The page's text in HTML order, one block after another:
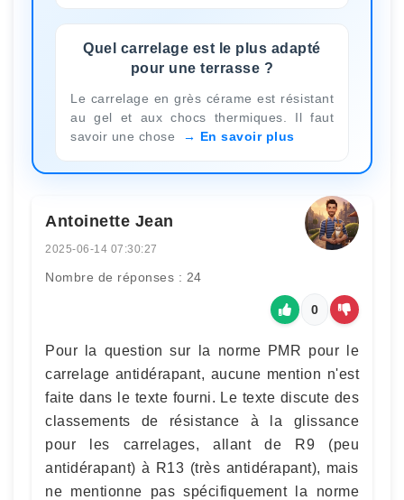
Quel carrelage est le plus adapté
pour une terrasse ?
Le carrelage en grès cérame est résistant
au gel et aux chocs thermiques. Il faut
savoir une chose
En savoir plus
Antoinette Jean
2025-06-14 07:30:27
Nombre de réponses : 24
0
Pour la question sur la norme PMR pour le
carrelage antidérapant, aucune mention n'est
faite dans le texte fourni. Le texte discute des
classements de résistance à la glissance
pour les carrelages, allant de R9 (peu
antidérapant) à R13 (très antidérapant), mais
ne mentionne pas spécifiquement la norme